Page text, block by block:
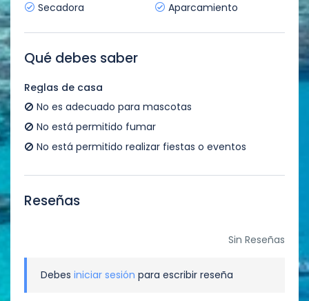
Secadora
Aparcamiento
Qué debes saber
Reglas de casa
No es adecuado para mascotas
No está permitido fumar
No está permitido realizar fiestas o eventos
Reseñas
Sin Reseñas
Debes iniciar sesión para escribir reseña